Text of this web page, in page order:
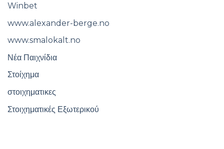
Winbet
www.alexander-berge.no
www.smalokalt.no
Νέα Παιχνίδια
Στοίχημα
στοιχηματικες
Στοιχηματικές Εξωτερικού